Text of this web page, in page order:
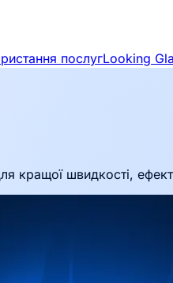
послугLooking
кращої швидкості,